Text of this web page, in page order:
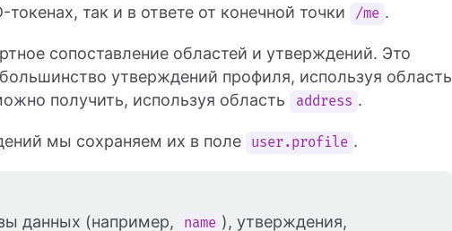
так и в ответе от конечной точки
/me .
сопоставление областей и утверждений. Это
утверждений профиля, используя область
получить, используя область address .
мы сохраняем их в поле user.profile .
данных (например, name ), утверждения,